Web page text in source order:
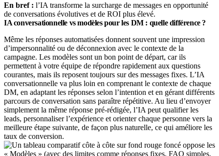
En bref : l’IA transforme la surcharge de messages en opportunité
de conversations évolutives et de ROI plus élevé.
IA conversationnelle vs modèles pour les DM : quelle différence ?
Même les réponses automatisées donnent souvent une impression
d’impersonnalité ou de déconnexion avec le contexte de la
campagne. Les modèles sont un bon point de départ, car ils
permettent à votre équipe de répondre rapidement aux questions
courantes, mais ils reposent toujours sur des messages fixes. L’IA
conversationnelle va plus loin en comprenant le contexte de chaque
DM, en adaptant les réponses selon l’intention et en gérant différents
parcours de conversation sans paraître répétitive. Au lieu d’envoyer
simplement la même réponse pré-rédigée, l’IA peut qualifier les
leads, personnaliser l’expérience et orienter chaque personne vers la
meilleure étape suivante, de façon plus naturelle, ce qui améliore les
taux de conversion.